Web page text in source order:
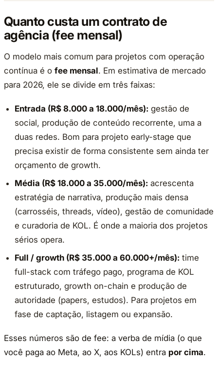
Quanto custa um contrato de
agência (fee mensal)
O modelo mais comum para projetos com operação
contínua é o fee mensal. Em estimativa de mercado
para 2026, ele se divide em três faixas:
Entrada (R$ 8.000 a 18.000/mês): gestão de
social, produção de conteúdo recorrente, uma a
duas redes. Bom para projeto early-stage que
precisa existir de forma consistente sem ainda ter
orçamento de growth.
Média (R$ 18.000 a 35.000/mês): acrescenta
estratégia de narrativa, produção mais densa
(carrosséis, threads, vídeo), gestão de comunidade
e curadoria de KOL. É onde a maioria dos projetos
sérios opera.
Full / growth (R$ 35.000 a 60.000+/mês): time
full-stack com tráfego pago, programa de KOL
estruturado, growth on-chain e produção de
autoridade (papers, estudos). Para projetos em
fase de captação, listagem ou expansão.
Esses números são de fee: a verba de mídia (o que
você paga ao Meta, ao X, aos KOLs) entra por cima.